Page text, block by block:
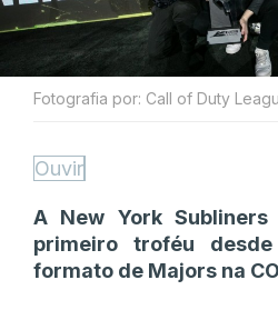
Fotografia por: Call of Duty
Ouvir
A New York
primeiro troféu
formato de Majors na